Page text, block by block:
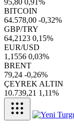
95,80 0,91%
BITCOIN
64.578,00 -0,32%
GBP/TRY
64,2123 0,15%
EUR/USD
1,1556 0,03%
BRENT
79,24 -0,26%
ÇEYREK ALTIN
10.739,21 1,11%